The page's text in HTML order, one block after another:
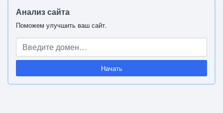
Анализ сайта
Поможем улучшить ваш сайт.
Начать